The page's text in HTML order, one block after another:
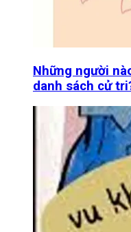
Những người
danh sách cử